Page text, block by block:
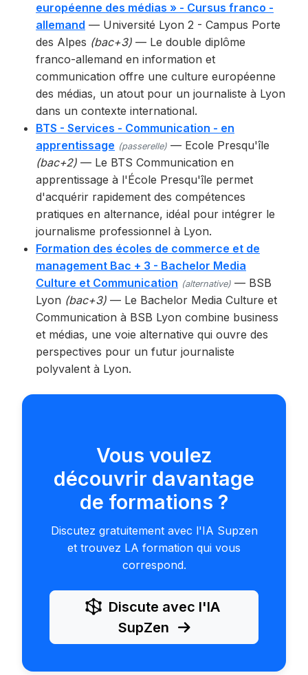
européenne des médias » - Cursus franco -
allemand — Université Lyon 2 - Campus Porte
des Alpes (bac+3) — Le double diplôme
franco-allemand en information et
communication offre une culture européenne
des médias, un atout pour un journaliste à Lyon
dans un contexte international.
BTS - Services - Communication - en
apprentissage (passerelle) — Ecole Presqu'île
(bac+2) — Le BTS Communication en
apprentissage à l'École Presqu'île permet
d'acquérir rapidement des compétences
pratiques en alternance, idéal pour intégrer le
journalisme professionnel à Lyon.
Formation des écoles de commerce et de
management Bac + 3 - Bachelor Media
Culture et Communication (alternative) — BSB
Lyon (bac+3) — Le Bachelor Media Culture et
Communication à BSB Lyon combine business
et médias, une voie alternative qui ouvre des
perspectives pour un futur journaliste
polyvalent à Lyon.
Vous voulez
découvrir davantage
de formations ?
Discutez gratuitement avec l'IA Supzen
et trouvez LA formation qui vous
correspond.
Discute avec l'IA
SupZen